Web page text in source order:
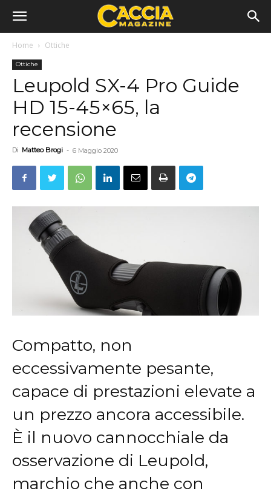
Home Ottiche
Ottiche
Leupold SX-4 Pro Guide
HD 15-45×65, la
recensione
Di Matteo Brogi - 6 Maggio 2020
Compatto, non
eccessivamente pesante,
capace di prestazioni elevate a
un prezzo ancora accessibile.
È il nuovo cannocchiale da
osservazione di Leupold,
marchio che anche con